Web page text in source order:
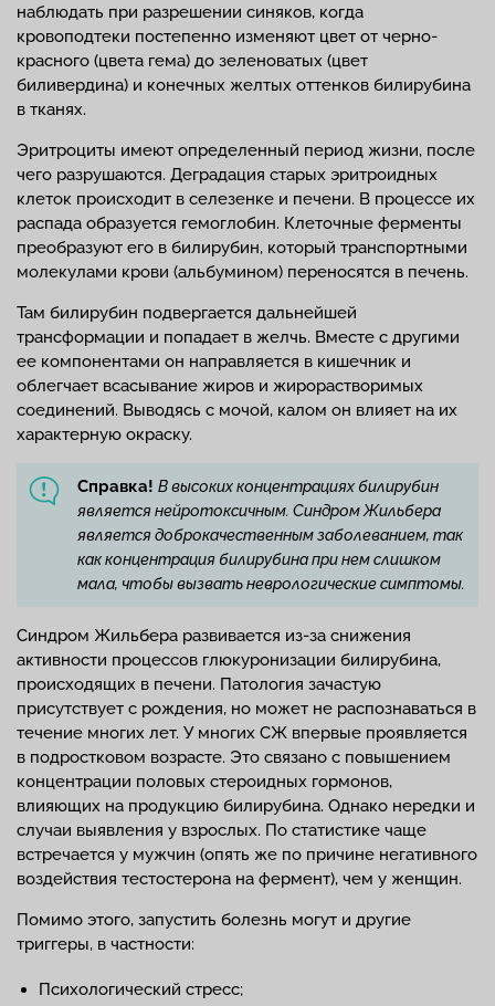
наблюдать при разрешении синяков, когда
кровоподтеки постепенно изменяют цвет от черно-
красного (цвета гема) до зеленоватых (цвет
биливердина) и конечных желтых оттенков билирубина
в тканях.
Эритроциты имеют определенный период жизни, после
чего разрушаются. Деградация старых эритроидных
клеток происходит в селезенке и печени. В процессе их
распада образуется гемоглобин. Клеточные ферменты
преобразуют его в билирубин, который транспортными
молекулами крови (альбумином) переносятся в печень.
Там билирубин подвергается дальнейшей
трансформации и попадает в желчь. Вместе с другими
ее компонентами он направляется в кишечник и
облегчает всасывание жиров и жирорастворимых
соединений. Выводясь с мочой, калом он влияет на их
характерную окраску.
Справка! В высоких концентрациях билирубин
является нейротоксичным. Синдром Жильбера
является доброкачественным заболеванием, так
как концентрация билирубина при нем слишком
мала, чтобы вызвать неврологические симптомы.
Синдром Жильбера развивается из-за снижения
активности процессов глюкуронизации билирубина,
происходящих в печени. Патология зачастую
присутствует с рождения, но может не распознаваться в
течение многих лет. У многих СЖ впервые проявляется
в подростковом возрасте. Это связано с повышением
концентрации половых стероидных гормонов,
влияющих на продукцию билирубина. Однако нередки и
случаи выявления у взрослых. По статистике чаще
встречается у мужчин (опять же по причине негативного
воздействия тестостерона на фермент), чем у женщин.
Помимо этого, запустить болезнь могут и другие
триггеры, в частности:
Психологический стресс;